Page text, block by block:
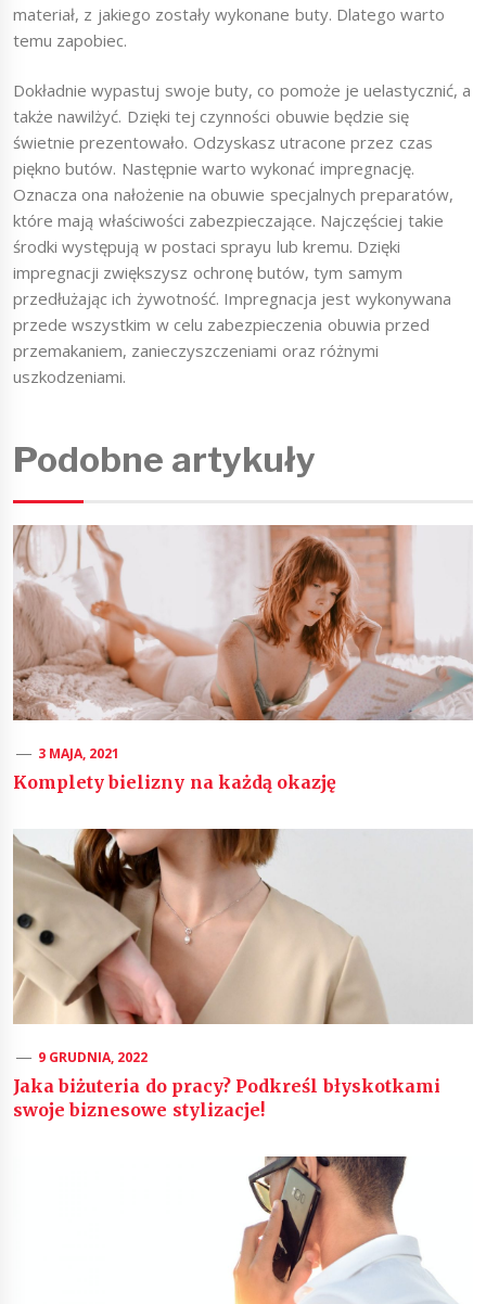
materiał, z jakiego zostały wykonane buty. Dlatego warto
temu zapobiec.
Dokładnie wypastuj swoje buty, co pomoże je uelastycznić, a
także nawilżyć. Dzięki tej czynności obuwie będzie się
świetnie prezentowało. Odzyskasz utracone przez czas
piękno butów. Następnie warto wykonać impregnację.
Oznacza ona nałożenie na obuwie specjalnych preparatów,
które mają właściwości zabezpieczające. Najczęściej takie
środki występują w postaci sprayu lub kremu. Dzięki
impregnacji zwiększysz ochronę butów, tym samym
przedłużając ich żywotność. Impregnacja jest wykonywana
przede wszystkim w celu zabezpieczenia obuwia przed
przemakaniem, zanieczyszczeniami oraz różnymi
uszkodzeniami.
Podobne artykuły
3 MAJA, 2021
Komplety bielizny na każdą okazję
9 GRUDNIA, 2022
Jaka biżuteria do pracy? Podkreśl błyskotkami
swoje biznesowe stylizacje!